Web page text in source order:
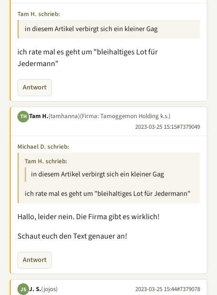
Tam H. schrieb:
in diesem Artikel verbirgt sich ein kleiner Gag
ich rate mal es geht um "bleihaltiges Lot für
Jedermann"
Antwort
TH Tam H.(tamhanna)(Firma: Tamoggemon Holding k.s.)
2023-03-25 15:15#7379049
Michael D. schrieb:
Tam H. schrieb:
in diesem Artikel verbirgt sich ein kleiner Gag
ich rate mal es geht um "bleihaltiges Lot für Jedermann"
Hallo, leider nein. Die Firma gibt es wirklich!
Schaut euch den Text genauer an!
Antwort
JS J. S.(jojos) 2023-03-25 15:44#7379078